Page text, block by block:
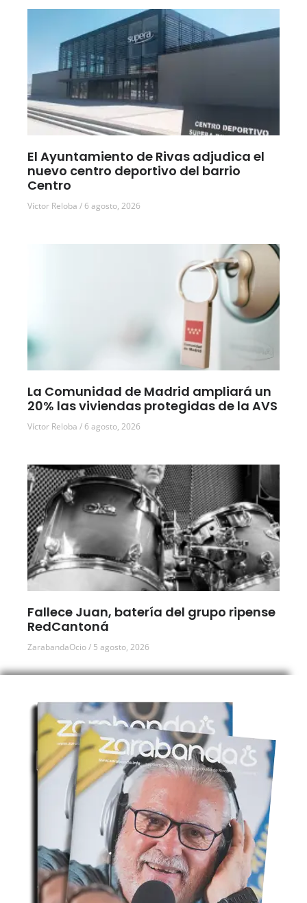
El Ayuntamiento de Rivas adjudica el
nuevo centro deportivo del barrio
Centro
Víctor Reloba 6 agosto, 2026
La Comunidad de Madrid ampliará un
20% las viviendas protegidas de la AVS
Víctor Reloba 6 agosto, 2026
Fallece Juan, batería del grupo ripense
RedCantoná
ZarabandaOcio 5 agosto, 2026